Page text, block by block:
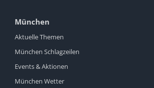
München
Aktuelle Themen
München Schlagzeilen
Events & Aktionen
München Wetter